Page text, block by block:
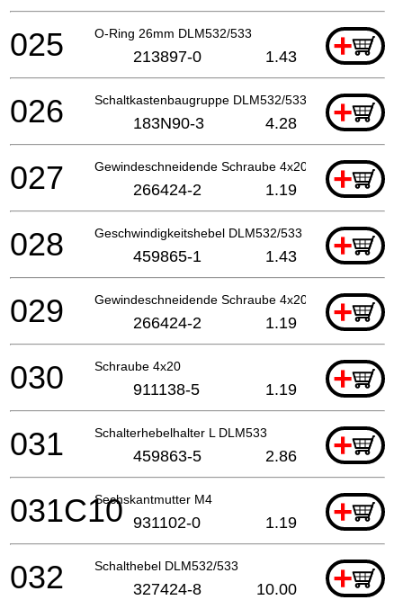
O-Ring 26mm DLM532/533 +
025 213897-0 1.43
Schaltkastenbaugruppe DLM532/533 +
026 183N90-3 4.28
Gewindeschneidende Schraube 4x20 +
027 266424-2 1.19
Geschwindigkeitshebel DLM532/533 +
028 459865-1 1.43
Gewindeschneidende Schraube 4x20 +
029 266424-2 1.19
Schraube 4x20 +
030 911138-5 1.19
Schalterhebelhalter L DLM533 +
031 459863-5 2.86
Sechskantmutter M4 +
031C10 931102-0 1.19
Schalthebel DLM532/533 +
032 327424-8 10.00